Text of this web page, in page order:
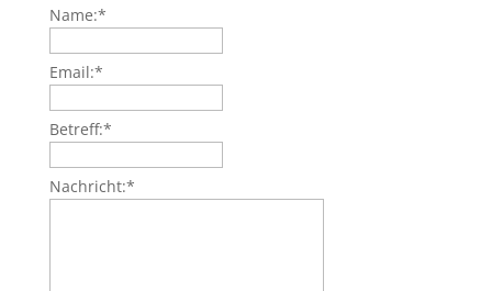
Name:*
Email:*
Betreff:*
Nachricht:*